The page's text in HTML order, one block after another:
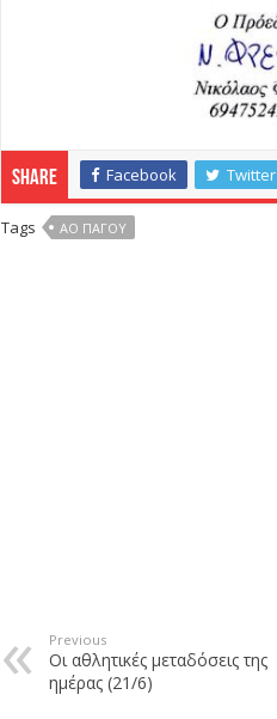
Share Facebook Twitter
Tags ΑΟ ΠΑΓΟΥ
Previous
Οι αθλητικές μεταδόσεις της
ημέρας (21/6)